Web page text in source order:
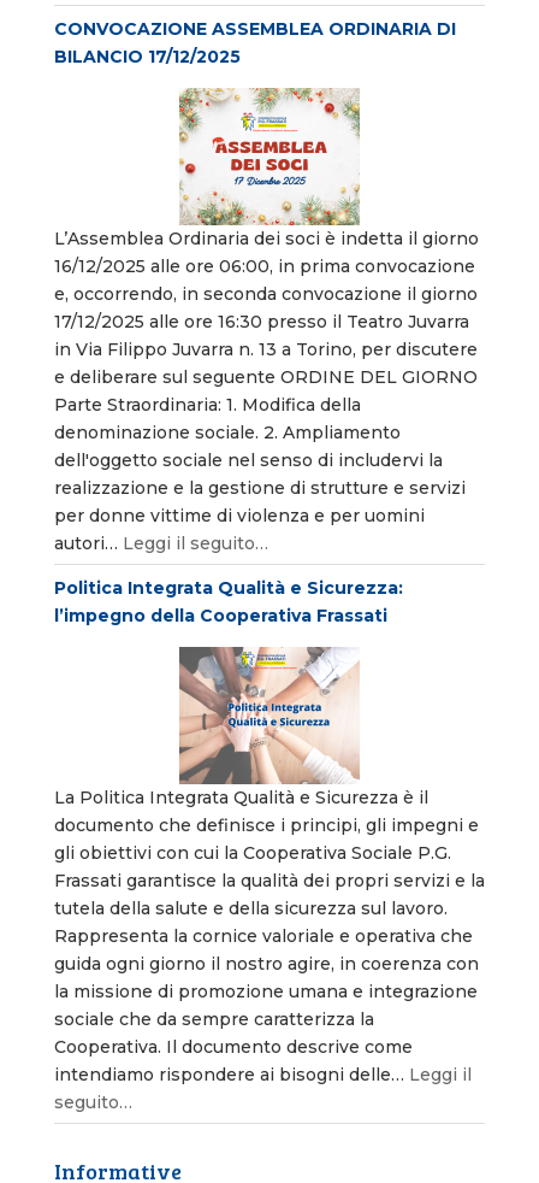
CONVOCAZIONE ASSEMBLEA ORDINARIA DI
BILANCIO 17/12/2025
L’Assemblea Ordinaria dei soci è indetta il giorno
16/12/2025 alle ore 06:00, in prima convocazione
e, occorrendo, in seconda convocazione il giorno
17/12/2025 alle ore 16:30 presso il Teatro Juvarra
in Via Filippo Juvarra n. 13 a Torino, per discutere
e deliberare sul seguente ORDINE DEL GIORNO
Parte Straordinaria: 1. Modifica della
denominazione sociale. 2. Ampliamento
dell'oggetto sociale nel senso di includervi la
realizzazione e la gestione di strutture e servizi
per donne vittime di violenza e per uomini
autori… Leggi il seguito…
Politica Integrata Qualità e Sicurezza:
l’impegno della Cooperativa Frassati
La Politica Integrata Qualità e Sicurezza è il
documento che definisce i principi, gli impegni e
gli obiettivi con cui la Cooperativa Sociale P.G.
Frassati garantisce la qualità dei propri servizi e la
tutela della salute e della sicurezza sul lavoro.
Rappresenta la cornice valoriale e operativa che
guida ogni giorno il nostro agire, in coerenza con
la missione di promozione umana e integrazione
sociale che da sempre caratterizza la
Cooperativa. Il documento descrive come
intendiamo rispondere ai bisogni delle… Leggi il
seguito…
Informative